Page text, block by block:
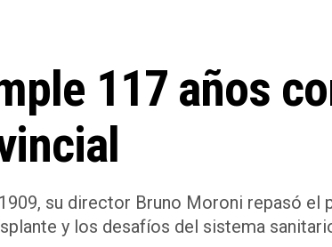
117 años
su director Bruno Moroni repasó
y los desafíos del sistema